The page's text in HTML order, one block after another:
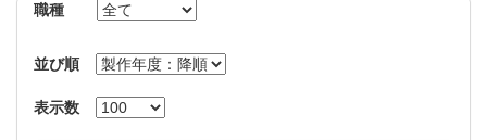
職種
並び順
表示数